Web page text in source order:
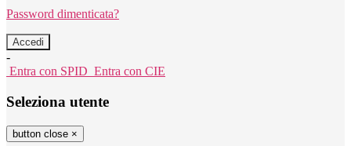
Password dimenticata?
-
Entra con SPID Entra con CIE
Seleziona utente
button close ×